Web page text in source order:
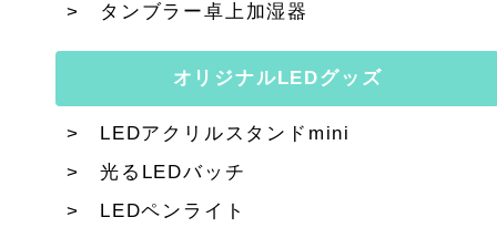
タンブラー卓上加湿器
オリジナルLEDグッズ
LEDアクリルスタンドmini
光るLEDバッチ
LEDペンライト